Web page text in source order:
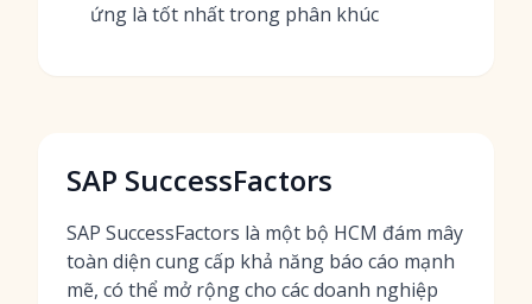
ứng là tốt nhất trong phân khúc
SAP SuccessFactors
SAP SuccessFactors là một bộ HCM đám mây
toàn diện cung cấp khả năng báo cáo mạnh
mẽ, có thể mở rộng cho các doanh nghiệp